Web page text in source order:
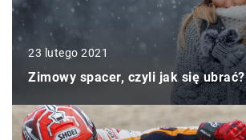
23 lutego 2021
Zimowy spacer, czyli jak się ubrać?